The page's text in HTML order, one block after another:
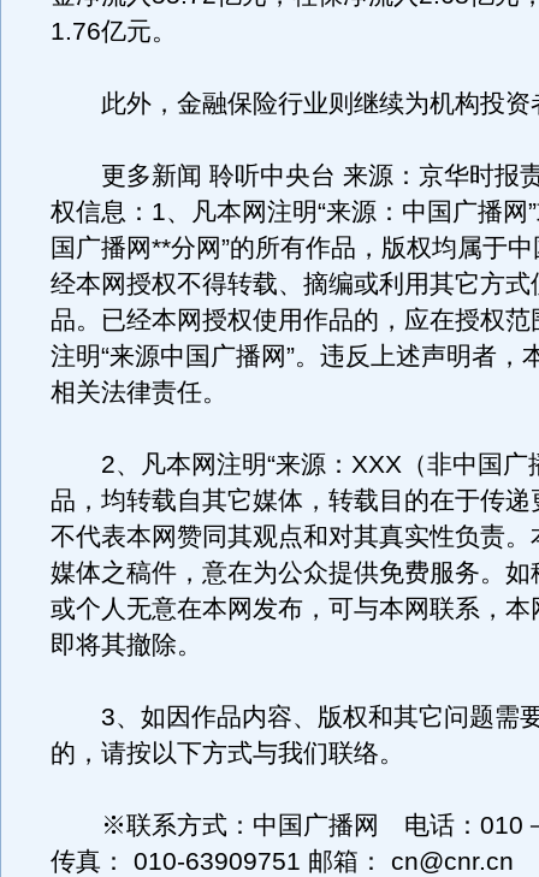
1.76亿元。
此外，金融保险行业则继续为机构投资
更多新闻 聆听中央台 来源：京华时报
权信息：1、凡本网注明“来源：中国广播网
国广播网**分网”的所有作品，版权均属于
经本网授权不得转载、摘编或利用其它方式
品。已经本网授权使用作品的，应在授权范
注明“来源中国广播网”。违反上述声明者，
相关法律责任。
2、凡本网注明“来源：XXX（非中国广
品，均转载自其它媒体，转载目的在于传递
不代表本网赞同其观点和对其真实性负责。
媒体之稿件，意在为公众提供免费服务。如
或个人无意在本网发布，可与本网联系，本
即将其撤除。
3、如因作品内容、版权和其它问题需
的，请按以下方式与我们联络。
※联系方式：中国广播网 电话：010
传真： 010-63909751 邮箱： cn@cnr.cn